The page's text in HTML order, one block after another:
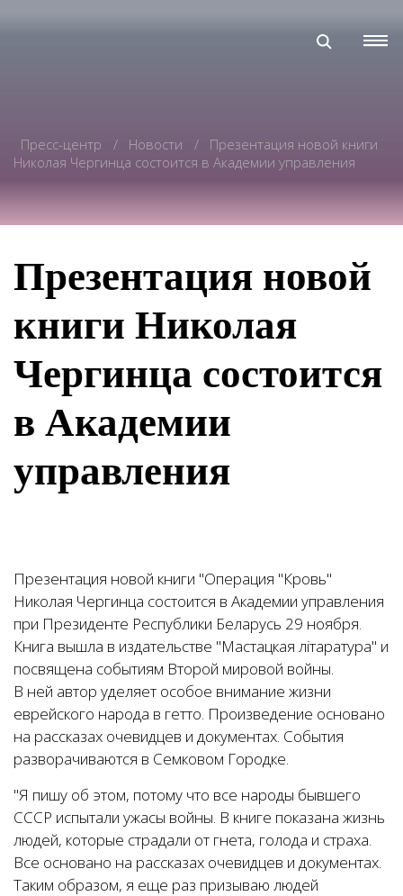
Пресс-центр Новости
Презентация новой книги
Николая Чергинца состоится в Академии управления
Презентация новой
книги Николая
Чергинца состоится
в Академии
управления
Презентация новой книги "Операция "Кровь"
Николая Чергинца состоится в Академии управления
при Президенте Республики Беларусь 29 ноября.
Книга вышла в издательстве "Мастацкая лiтаратура" и
посвящена событиям Второй мировой войны.
В ней автор уделяет особое внимание жизни
еврейского народа в гетто. Произведение основано
на рассказах очевидцев и документах. События
разворачиваются в Семковом Городке.
"Я пишу об этом, потому что все народы бывшего
СССР испытали ужасы войны. В книге показана жизнь
людей, которые страдали от гнета, голода и страха.
Все основано на рассказах очевидцев и документах.
Таким образом, я еще раз призываю людей